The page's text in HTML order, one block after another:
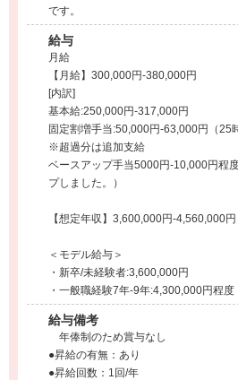
です。
給与
月給
【月給】300,000円-380,000円
[内訳]
基本給:250,000円-317,000円
固定割増手当:50,000円-63,000円（25
※超過分は追加支給
ベースアップ手当5000円‐10,000円程
プしました。）
【想定年収】3,600,000円-4,560,000円
＜モデル給与＞
・新卒/未経験者:3,600,000円
・一般職経験7年-9年:4,300,000円程度
給与備考
年俸制のため賞与なし
●昇給の有無：あり
●昇給回数：1回/年